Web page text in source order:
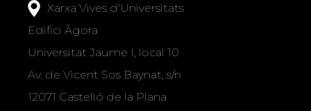
Xarxa Vives d'Universitats
Edifici Àgora
Universitat Jaume I, local 10
Av. de Vicent Sos Baynat, s/n
12071 Castelló de la Plana